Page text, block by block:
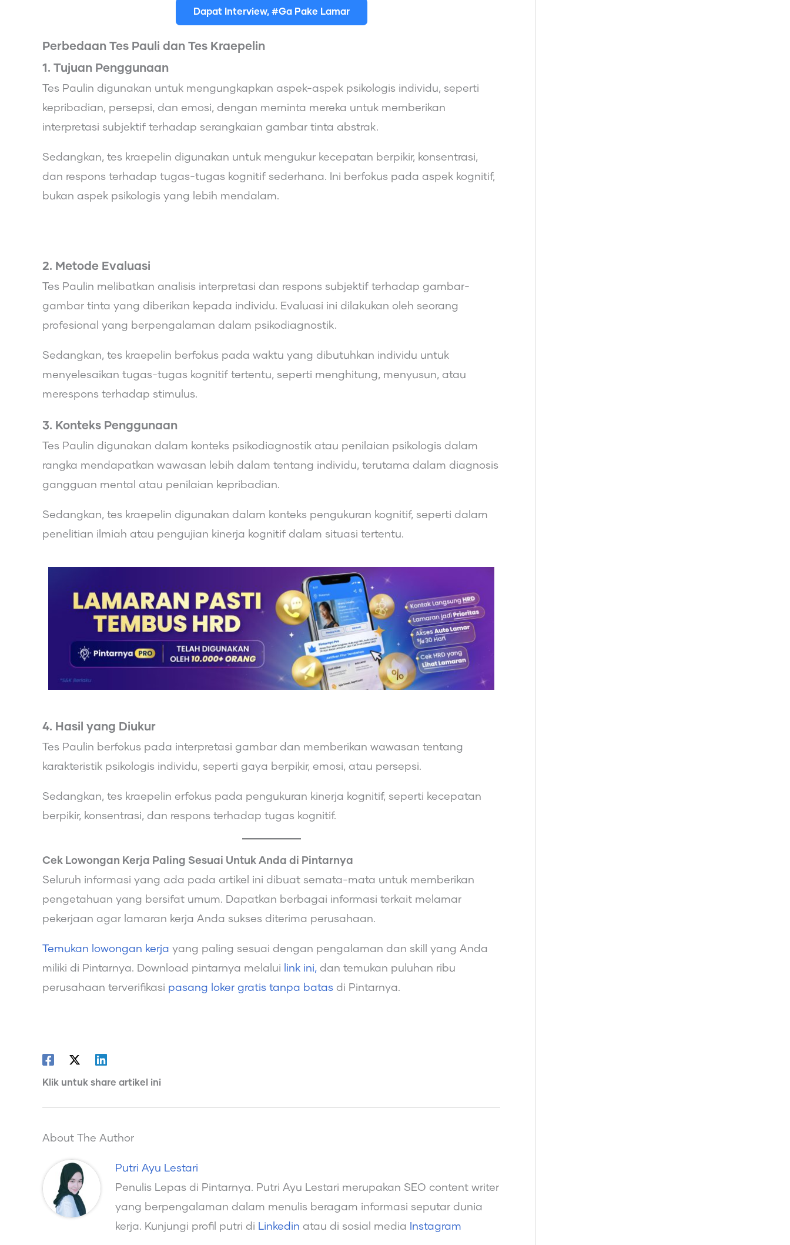
Dapat Interview, #Ga Pake Lamar
Perbedaan Tes Pauli dan Tes Kraepelin
1. Tujuan Penggunaan
Tes Paulin digunakan untuk mengungkapkan aspek-aspek psikologis individu, seperti
kepribadian, persepsi, dan emosi, dengan meminta mereka untuk memberikan
interpretasi subjektif terhadap serangkaian gambar tinta abstrak.
Sedangkan, tes kraepelin digunakan untuk mengukur kecepatan berpikir, konsentrasi,
dan respons terhadap tugas-tugas kognitif sederhana. Ini berfokus pada aspek kognitif,
bukan aspek psikologis yang lebih mendalam.
2. Metode Evaluasi
Tes Paulin melibatkan analisis interpretasi dan respons subjektif terhadap gambar-
gambar tinta yang diberikan kepada individu. Evaluasi ini dilakukan oleh seorang
profesional yang berpengalaman dalam psikodiagnostik.
Sedangkan, tes kraepelin berfokus pada waktu yang dibutuhkan individu untuk
menyelesaikan tugas-tugas kognitif tertentu, seperti menghitung, menyusun, atau
merespons terhadap stimulus.
3. Konteks Penggunaan
Tes Paulin digunakan dalam konteks psikodiagnostik atau penilaian psikologis dalam
rangka mendapatkan wawasan lebih dalam tentang individu, terutama dalam diagnosis
gangguan mental atau penilaian kepribadian.
Sedangkan, tes kraepelin digunakan dalam konteks pengukuran kognitif, seperti dalam
penelitian ilmiah atau pengujian kinerja kognitif dalam situasi tertentu.
4. Hasil yang Diukur
Tes Paulin berfokus pada interpretasi gambar dan memberikan wawasan tentang
karakteristik psikologis individu, seperti gaya berpikir, emosi, atau persepsi.
Sedangkan, tes kraepelin erfokus pada pengukuran kinerja kognitif, seperti kecepatan
berpikir, konsentrasi, dan respons terhadap tugas kognitif.
Cek Lowongan Kerja Paling Sesuai Untuk Anda di Pintarnya
Seluruh informasi yang ada pada artikel ini dibuat semata-mata untuk memberikan
pengetahuan yang bersifat umum. Dapatkan berbagai informasi terkait melamar
pekerjaan agar lamaran kerja Anda sukses diterima perusahaan.
Temukan lowongan kerja yang paling sesuai dengan pengalaman dan skill yang Anda
miliki di Pintarnya. Download pintarnya melalui
link ini, dan temukan puluhan ribu
perusahaan terverifikasi pasang loker gratis tanpa batas di Pintarnya.
Klik untuk share artikel ini
About The Author
Putri Ayu Lestari
Penulis Lepas di Pintarnya. Putri Ayu Lestari merupakan SEO content writer
yang berpengalaman dalam menulis beragam informasi seputar dunia
kerja. Kunjungi profil putri di Linkedin atau di sosial media Instagram